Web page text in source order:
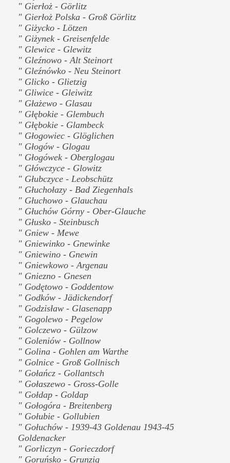
" Gierłoż - Görlitz
" Gierłoż Polska - Groß Görlitz
" Giżycko - Lötzen
" Giżynek - Greisenfelde
" Glewice - Glewitz
" Gleźnowo - Alt Steinort
" Gleźnówko - Neu Steinort
" Glicko - Glietzig
" Gliwice - Gleiwitz
" Głażewo - Glasau
" Głębokie - Glembuch
" Głębokie - Glambeck
" Głogowiec - Glöglichen
" Głogów - Glogau
" Głogówek - Oberglogau
" Główczyce - Glowitz
" Głubczyce - Leobschütz
" Głuchołazy - Bad Ziegenhals
" Głuchowo - Glauchau
" Głuchów Górny - Ober-Glauche
" Głusko - Steinbusch
" Gniew - Mewe
" Gniewinko - Gnewinke
" Gniewino - Gnewin
" Gniewkowo - Argenau
" Gniezno - Gnesen
" Godętowo - Goddentow
" Godków - Jädickendorf
" Godzisław - Glasenapp
" Gogolewo - Pegelow
" Golczewo - Gülzow
" Goleniów - Gollnow
" Golina - Gohlen am Warthe
" Golnice - Groß Gollnisch
" Gołańcz - Gollantsch
" Gołaszewo - Gross-Golle
" Gołdap - Goldap
" Gołogóra - Breitenberg
" Gołubie - Gollubien
" Gołuchów - 1939-43 Goldenau 1943-45
Goldenacker
" Gorliczyn - Gorieczdorf
" Goruńsko - Grunzig